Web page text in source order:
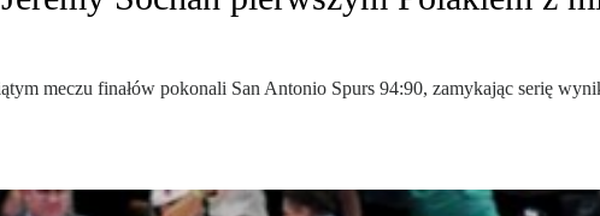
meczu finałów pokonali San Antonio Spurs 94:90, zamykając serię